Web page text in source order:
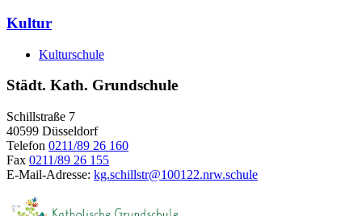
Kultur
Kulturschule
Städt. Kath. Grundschule
Schillstraße 7
40599 Düsseldorf
Telefon 0211/89 26 160
Fax 0211/89 26 155
E-Mail-Adresse: kg.schillstr@100122.nrw.schule